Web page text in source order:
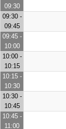
09:30
09:30 -
09:45
09:45 -
10:00
10:00 -
10:15
10:15 -
10:30
10:30 -
10:45
10:45 -
11:00